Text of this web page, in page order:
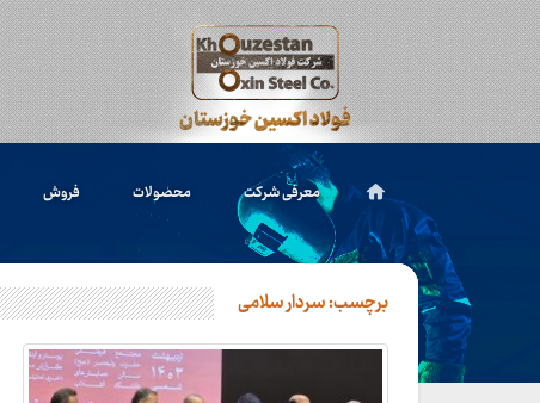
معرفی شرکت محصولات فروش
برچسب:سردار سلامی